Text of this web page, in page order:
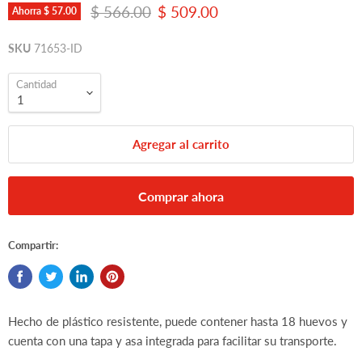
Ahorra $ 57.00 Precio original
$ 566.00 Precio actual
$ 509.00
SKU 71653-ID
Cantidad
Agregar al carrito
Comprar ahora
Compartir:
Hecho de plástico resistente, puede contener hasta 18 huevos y
cuenta con una tapa y asa integrada para facilitar su transporte.